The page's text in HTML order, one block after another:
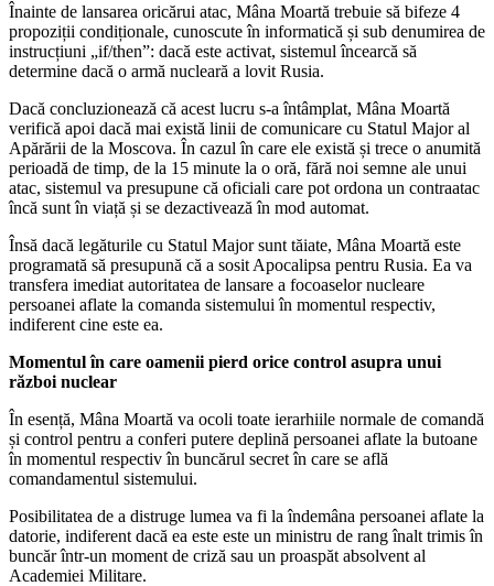
Înainte de lansarea oricărui atac, Mâna Moartă trebuie să bifeze 4
propoziții condiționale, cunoscute în informatică și sub denumirea de
instrucțiuni „if/then”: dacă este activat, sistemul încearcă să
determine dacă o armă nucleară a lovit Rusia.
Dacă concluzionează că acest lucru s-a întâmplat, Mâna Moartă
verifică apoi dacă mai există linii de comunicare cu Statul Major al
Apărării de la Moscova. În cazul în care ele există și trece o anumită
perioadă de timp, de la 15 minute la o oră, fără noi semne ale unui
atac, sistemul va presupune că oficiali care pot ordona un contraatac
încă sunt în viață și se dezactivează în mod automat.
Însă dacă legăturile cu Statul Major sunt tăiate, Mâna Moartă este
programată să presupună că a sosit Apocalipsa pentru Rusia. Ea va
transfera imediat autoritatea de lansare a focoaselor nucleare
persoanei aflate la comanda sistemului în momentul respectiv,
indiferent cine este ea.
Momentul în care oamenii pierd orice control asupra unui
război nuclear
În esență, Mâna Moartă va ocoli toate ierarhiile normale de comandă
și control pentru a conferi putere deplină persoanei aflate la butoane
în momentul respectiv în buncărul secret în care se află
comandamentul sistemului.
Posibilitatea de a distruge lumea va fi la îndemâna persoanei aflate la
datorie, indiferent dacă ea este este un ministru de rang înalt trimis în
buncăr într-un moment de criză sau un proaspăt absolvent al
Academiei Militare.